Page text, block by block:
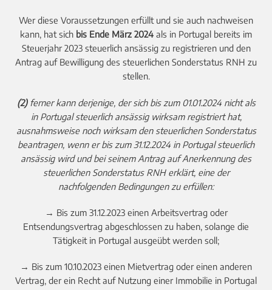
Wer diese Voraussetzungen erfüllt und sie auch nachweisen
kann, hat sich bis Ende März 2024 als in Portugal bereits im
Steuerjahr 2023 steuerlich ansässig zu registrieren und den
Antrag auf Bewilligung des steuerlichen Sonderstatus RNH zu
stellen.
(2)ferner kann derjenige, der sich bis zum 01.01.2024 nicht als
in Portugal steuerlich ansässig wirksam registriert hat,
ausnahmsweise noch wirksam den steuerlichen Sonderstatus
beantragen, wenn er bis zum 31.12.2024 in Portugal steuerlich
ansässig wird und bei seinem Antrag auf Anerkennung des
steuerlichen Sonderstatus RNH erklärt, eine der
nachfolgenden Bedingungen zu erfüllen:
→ Bis zum 31.12.2023 einen Arbeitsvertrag oder
Entsendungsvertrag abgeschlossen zu haben, solange die
Tätigkeit in Portugal ausgeübt werden soll;
→ Bis zum 10.10.2023 einen Mietvertrag oder einen anderen
Vertrag, der ein Recht auf Nutzung einer Immobilie in Portugal